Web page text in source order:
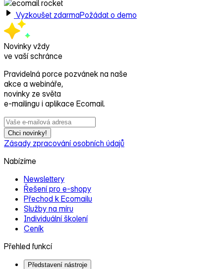
Vyzkoušet zdarmaPožádat o demo
Novinky vždy
ve vaší schránce
Pravidelná porce pozvánek na naše
akce a webináře,
novinky ze světa
e‑mailingu i aplikace Ecomail.
Chci novinky!
Zásady zpracování osobních údajů
Nabízíme
Newslettery
Řešení pro e‑shopy
Přechod k Ecomailu
Služby na míru
Individuální školení
Ceník
Přehled funkcí
Představení nástroje